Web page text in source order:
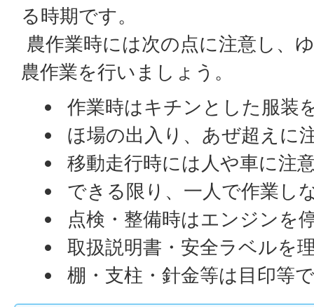
る時期です。
農作業時には次の点に注意し、
農作業を行いましょう。
作業時はキチンとした服装
ほ場の出入り、あぜ超えに
移動走行時には人や車に注
できる限り、一人で作業し
点検・整備時はエンジンを
取扱説明書・安全ラベルを
棚・支柱・針金等は目印等